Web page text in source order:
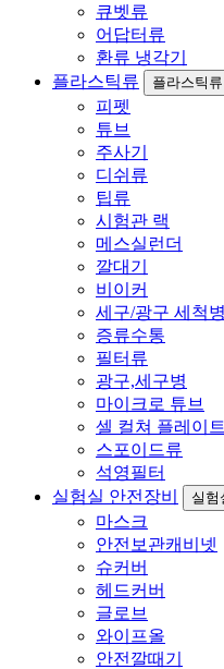
큐벳류
어답터류
환류 냉각기
플라스틱류
플라스틱
피펫
튜브
주사기
디쉬류
팁류
시험관 랙
메스실런더
깔대기
비이커
세구/광구 세척병
증류수통
필터류
광구,세구병
마이크로 튜브
셀 컬쳐 플레이트
스포이드류
석영필터
실험실 안전장비
실험
마스크
안전보관캐비넷
슈커버
헤드커버
글로브
와이프올
안전깔때기